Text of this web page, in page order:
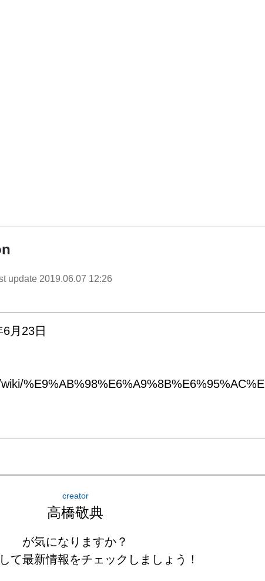
update 2019.06.07 12:26
月23日
%E9%AB%98%E6%A9%8B%E6%95%AC%E
creator
高橋敬典
が気になりますか？
て最新情報をチェックしましょう！